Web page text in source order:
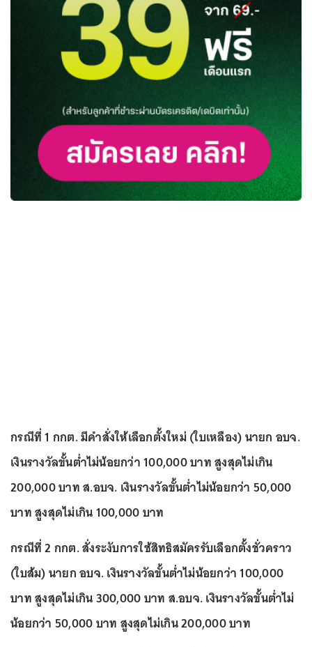
กรณีที่ 1 กกต. มีคำสั่งให้เลือกตั้งใหม่ (ใบเหลือง) นายก อบจ.
เงินรางวัลขั้นต่ำไม่น้อยกว่า 100,000 บาท สูงสุดไม่เกิน
200,000 บาท ส.อบจ. เงินรางวัลขั้นต่ำไม่น้อยกว่า 50,000
บาท สูงสุดไม่เกิน 100,000 บาท
กรณีที่ 2 กกต. สั่งระงับการใช้สิทธิสมัครรับเลือกตั้งชั่วคราว
(ใบส้ม) นายก อบจ. เงินรางวัลขั้นต่ำไม่น้อยกว่า 100,000
บาท สูงสุดไม่เกิน 300,000 บาท ส.อบจ. เงินรางวัลขั้นต่ำไม่
น้อยกว่า 50,000 บาท สูงสุดไม่เกิน 200,000 บาท